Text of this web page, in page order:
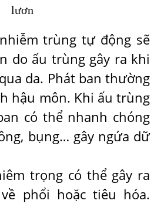
lươn
trùng tự động sẽ
do ấu trùng gây ra khi
da. Phát ban thường
hậu môn. Khi ấu trùng
có thể nhanh chóng
bụng… gây ngứa dữ
trọng có thể gây ra
phổi hoặc tiêu hóa.